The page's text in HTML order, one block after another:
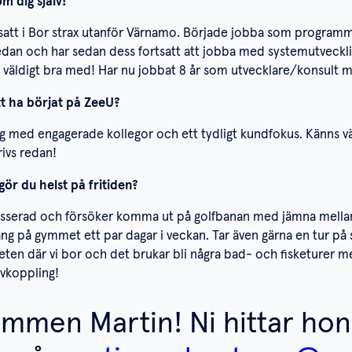
i Bor strax utanför Värnamo. Började jobba som
och har sedan dess fortsatt att jobba med
väldigt bra med! Har nu jobbat 8 år som utvecklare/konsult
ha börjat på ZeeU?
med engagerade kollegor och ett tydligt kundfokus. Känns
redan!
du helst på fritiden?
och försöker komma ut på golfbanan med jämna
på gymmet ett par dagar i veckan. Tar även gärna en tur
där vi bor och det brukar bli några bad- och fisketurer
avkoppling!
Martin! Ni hittar